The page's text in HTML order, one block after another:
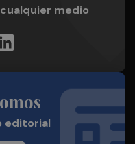
medio
editorial